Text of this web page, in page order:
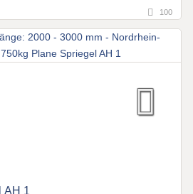
100
AH 1